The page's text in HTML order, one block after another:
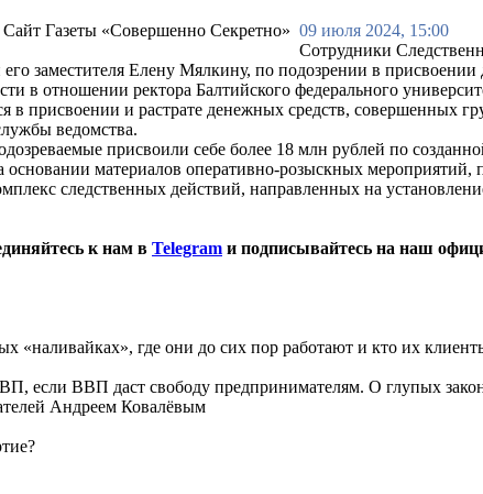
09 июля 2024, 15:00
Сотрудники
заместителя Елену Мялкину, по подозрении в
в отношении ректора Балтийского федерального
присвоении и растрате денежных средств, совершенных
ведомства.
присвоили себе более 18 млн рублей по
основании материалов оперативно-розыскных
следственных действий, направленных на
к нам в Telegram и подписывайтесь на наш
«наливайках», где они до сих пор работают и кто их
если ВВП даст свободу предпринимателям. О глупых
Андреем Ковалёвым